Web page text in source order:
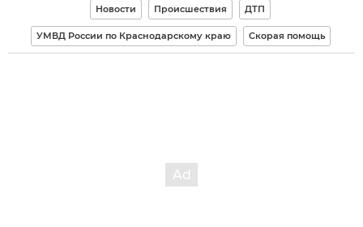
Новости Происшествия ДТП
УМВД России по Краснодарскому краю Скорая помощь